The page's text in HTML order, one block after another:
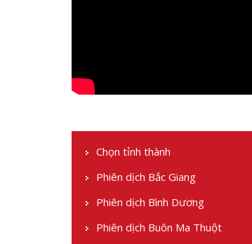
Chọn tỉnh thành
Phiên dịch Bắc Giang
Phiên dịch Bình Dương
Phiên dịch Buôn Ma Thuột